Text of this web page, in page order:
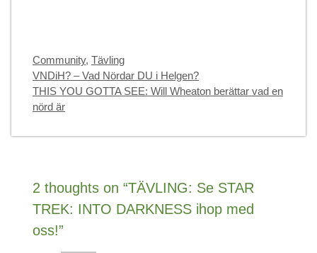
Categories
Community, Tävling
VNDiH? – Vad Nördar DU i Helgen?
THIS YOU GOTTA SEE: Will Wheaton berättar vad en
nörd är
2 thoughts on “TÄVLING: Se STAR
TREK: INTO DARKNESS ihop med
oss!”